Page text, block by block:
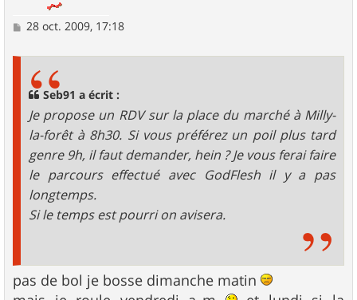
M
28 oct. 2009, 17:18
Seb91 a écrit :
Je propose un RDV sur la place du marché à Milly-
la-forêt à 8h30. Si vous préférez un poil plus tard
genre 9h, il faut demander, hein ? Je vous ferai faire
le parcours effectué avec GodFlesh il y a pas
longtemps.
Si le temps est pourri on avisera.
pas de bol je bosse dimanche matin